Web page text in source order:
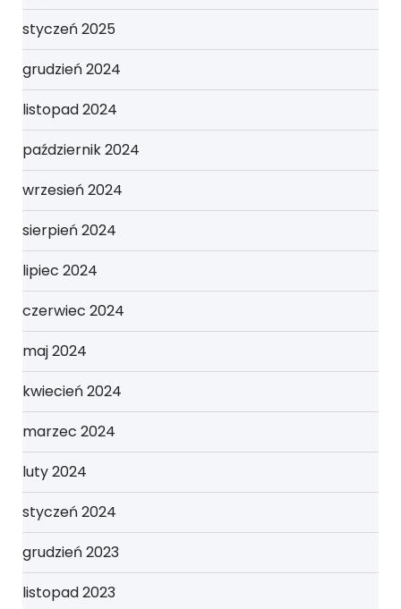
styczeń 2025
grudzień 2024
listopad 2024
październik 2024
wrzesień 2024
sierpień 2024
lipiec 2024
czerwiec 2024
maj 2024
kwiecień 2024
marzec 2024
luty 2024
styczeń 2024
grudzień 2023
listopad 2023